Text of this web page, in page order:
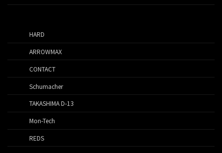
HARD
ARROWMAX
CONTACT
Schumacher
TAKASHIMA D-13
Mon-Tech
REDS